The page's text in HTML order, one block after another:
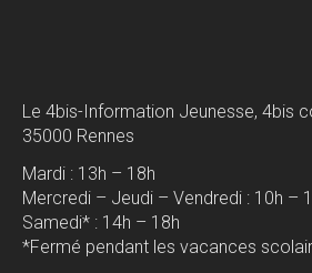
Le 4bis-Information Jeunesse, 4bis
35000 Rennes
Mardi : 13h – 18h
Mercredi – Jeudi – Vendredi : 10h –
Samedi* : 14h – 18h
*Fermé pendant les vacances